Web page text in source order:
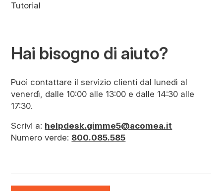
Tutorial
Hai bisogno di aiuto?
Puoi contattare il servizio clienti dal lunedì al
venerdì, dalle 10:00 alle 13:00 e dalle 14:30 alle
17:30.
Scrivi a: helpdesk.gimme5@acomea.it
Numero verde: 800.085.585